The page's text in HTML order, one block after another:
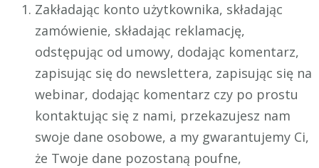
Zakładając konto użytkownika, składając
zamówienie, składając reklamację,
odstępując od umowy, dodając komentarz,
zapisując się do newslettera, zapisując się na
webinar, dodając komentarz czy po prostu
kontaktując się z nami, przekazujesz nam
swoje dane osobowe, a my gwarantujemy Ci,
że Twoje dane pozostaną poufne,